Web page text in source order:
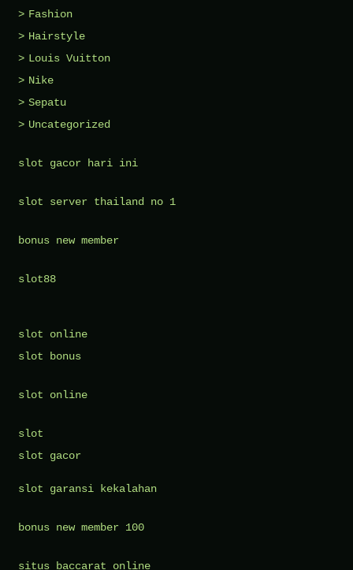
Fashion
Hairstyle
Louis Vuitton
Nike
Sepatu
Uncategorized
slot gacor hari ini
slot server thailand no 1
bonus new member
slot88
slot online
slot bonus
slot online
slot
slot gacor
slot garansi kekalahan
bonus new member 100
situs baccarat online